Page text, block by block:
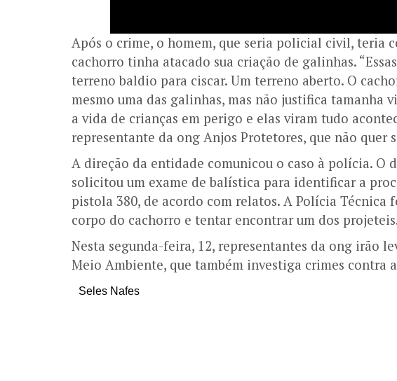
Após o crime, o homem, que seria policial civil, teria
cachorro tinha atacado sua criação de galinhas.
terreno baldio para ciscar. Um terreno aberto. O
mesmo uma das galinhas, mas não justifica tamanha
a vida de crianças em perigo e elas viram tudo
representante da ong Anjos Protetores, que não quer
A direção da entidade comunicou o caso à polícia. O
solicitou um exame de balística para identificar a
pistola 380, de acordo com relatos. A Polícia Técnica
corpo do cachorro e tentar encontrar um dos
Nesta segunda-feira, 12, representantes da ong irão
Meio Ambiente, que também investiga crimes contra
Seles Nafes